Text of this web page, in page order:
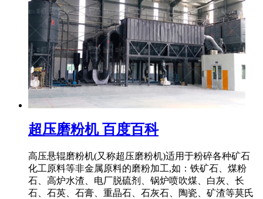
超压磨粉机 百度百科
高压悬辊磨粉机(又称超压磨粉机)适用于粉碎各种矿石
化工原料等非金属原料的磨粉加工,如：铁矿石、煤粉
石、高炉水渣、电厂脱硫剂、锅炉喷吹煤、白灰、长
石、石英、石膏、重晶石、石灰石、陶瓷、矿渣等莫氏